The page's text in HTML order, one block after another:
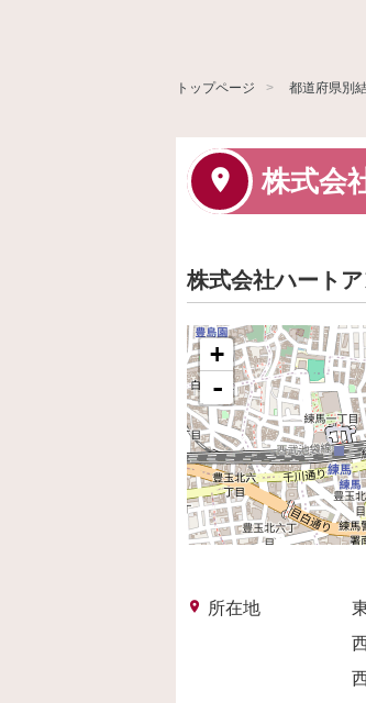
トップページ 都道府県別
株式会
株式会社ハート
+
-
place 所在地